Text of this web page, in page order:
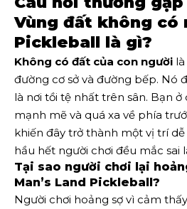
Vùng đất không có
Pickleball là gì?
Không có đất của con người
đường cơ sở và đường bếp. Nó
là nơi tồi tệ nhất trên sân. Bạn
mạnh mẽ và quá xa về phía
khiến đây trở thành một vị trí
hầu hết người chơi đều mắc sai
Tại sao người chơi lại
Man’s Land Pickleball?
Người chơi hoảng sợ vì cảm